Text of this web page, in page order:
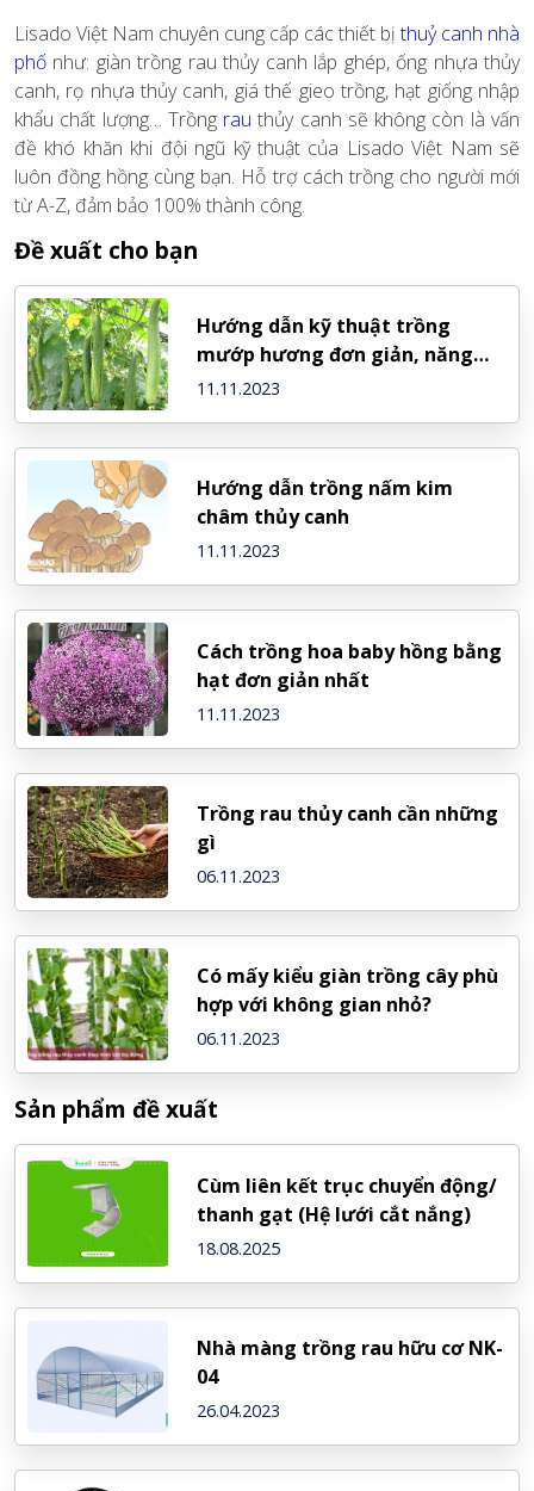
Lisado Việt Nam chuyên cung cấp các thiết bịthuỷ canh nhà
phố như: giàn trồng rau thủy canh lắp ghép, ống nhựa thủy
canh, rọ nhựa thủy canh, giá thế gieo trồng, hạt giống nhập
khẩu chất lượng… Trồng rau thủy canh sẽ không còn là vấn
đề khó khăn khi đội ngũ kỹ thuật của Lisado Việt Nam sẽ
luôn đồng hồng cùng bạn. Hỗ trợ cách trồng cho người mới
từ A-Z, đảm bảo 100% thành công.
Đề xuất cho bạn
Hướng dẫn kỹ thuật trồng
mướp hương đơn giản, năng
suất cao
11.11.2023
Hướng dẫn trồng nấm kim
châm thủy canh
11.11.2023
Cách trồng hoa baby hồng bằng
hạt đơn giản nhất
11.11.2023
Trồng rau thủy canh cần những
gì
06.11.2023
Có mấy kiểu giàn trồng cây phù
hợp với không gian nhỏ?
06.11.2023
Sản phẩm đề xuất
Cùm liên kết trục chuyển động/
thanh gạt (Hệ lưới cắt nắng)
18.08.2025
Nhà màng trồng rau hữu cơ NK-
04
26.04.2023